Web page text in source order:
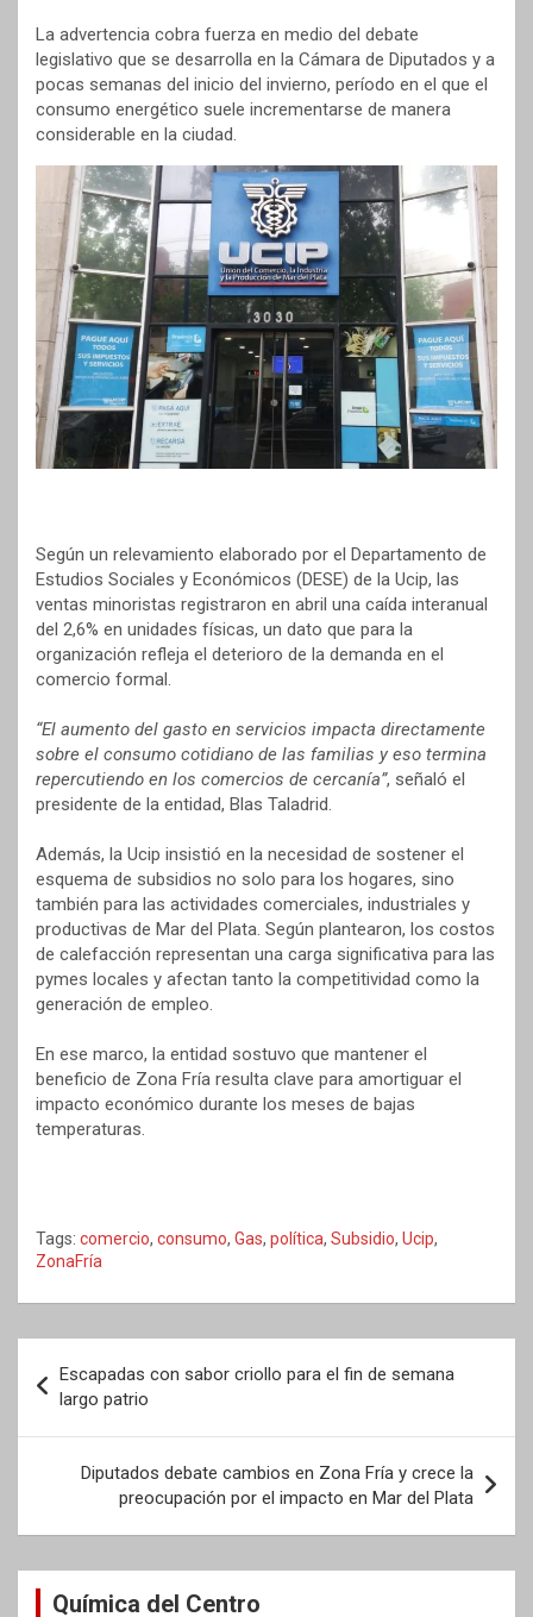
La advertencia cobra fuerza en medio del debate
legislativo que se desarrolla en la Cámara de Diputados y a
pocas semanas del inicio del invierno, período en el que el
consumo energético suele incrementarse de manera
considerable en la ciudad.
Según un relevamiento elaborado por el Departamento de
Estudios Sociales y Económicos (DESE) de la Ucip, las
ventas minoristas registraron en abril una caída interanual
del 2,6% en unidades físicas, un dato que para la
organización refleja el deterioro de la demanda en el
comercio formal.
“El aumento del gasto en servicios impacta directamente
sobre el consumo cotidiano de las familias y eso termina
repercutiendo en los comercios de cercanía”, señaló el
presidente de la entidad, Blas Taladrid.
Además, la Ucip insistió en la necesidad de sostener el
esquema de subsidios no solo para los hogares, sino
también para las actividades comerciales, industriales y
productivas de Mar del Plata. Según plantearon, los costos
de calefacción representan una carga significativa para las
pymes locales y afectan tanto la competitividad como la
generación de empleo.
En ese marco, la entidad sostuvo que mantener el
beneficio de Zona Fría resulta clave para amortiguar el
impacto económico durante los meses de bajas
temperaturas.
Tags: comercio, consumo, Gas, política, Subsidio, Ucip,
ZonaFría
de
entradas
Escapadas con sabor criollo para el fin de semana
largo patrio
Diputados debate cambios en Zona Fría y crece la
preocupación por el impacto en Mar del Plata
Química del Centro